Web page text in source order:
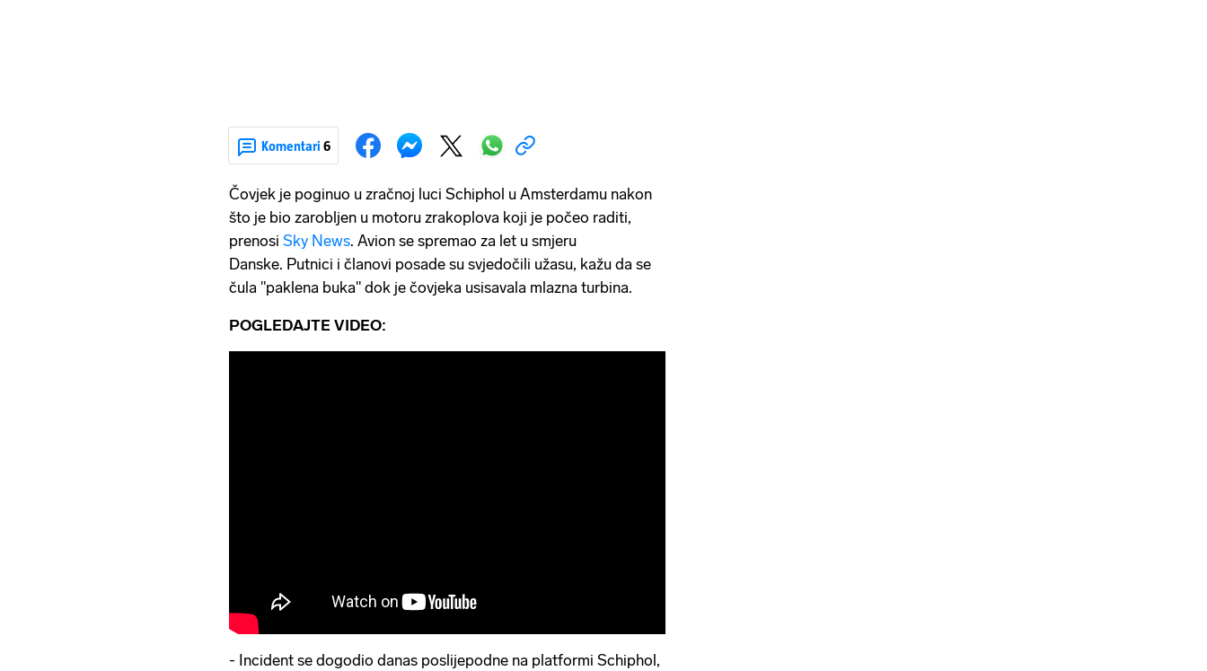
Komentari 6
Čovjek je poginuo u zračnoj luci Schiphol u Amsterdamu nakon
što je bio zarobljen u motoru zrakoplova koji je počeo raditi,
prenosi Sky News. Avion se spremao za let u smjeru
Danske. Putnici i članovi posade su svjedočili užasu, kažu da se
čula "paklena buka" dok je čovjeka usisavala mlazna turbina.
POGLEDAJTE VIDEO:
- Incident se dogodio danas poslijepodne na platformi Schiphol,